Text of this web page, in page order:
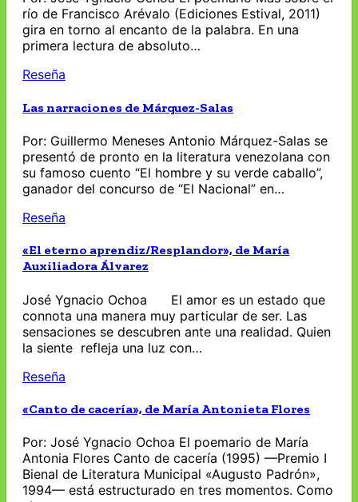
río de Francisco Arévalo (Ediciones Estival, 2011)
gira en torno al encanto de la palabra. En una
primera lectura de absoluto…
Reseña
Las narraciones de Márquez-Salas
Por: Guillermo Meneses Antonio Márquez-Salas se
presentó de pronto en la literatura venezolana con
su famoso cuento “El hombre y su verde caballo”,
ganador del concurso de “El Nacional” en…
Reseña
«El eterno aprendiz/Resplandor», de María
Auxiliadora Álvarez
José Ygnacio Ochoa El amor es un estado que
connota una manera muy particular de ser. Las
sensaciones se descubren ante una realidad. Quien
la siente refleja una luz con…
Reseña
«Canto de cacería», de María Antonieta Flores
Por: José Ygnacio Ochoa El poemario de María
Antonia Flores Canto de cacería (1995) —Premio I
Bienal de Literatura Municipal «Augusto Padrón»,
1994— está estructurado en tres momentos. Como